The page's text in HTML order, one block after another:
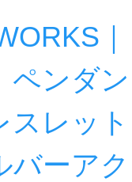
｜
ペンダン
スレット
バーアク